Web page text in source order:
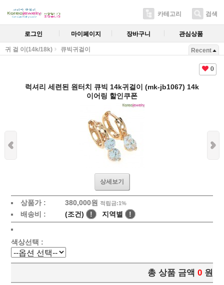
카테고리 검색
로그인 마이페이지 장바구니 관심상품
귀 걸 이(14k/18k) 큐빅귀걸이 Recent
0
럭셔리 세련된 원터치 큐빅 14k귀걸이 (mk-jb1067) 14k
이어링 할인쿠폰
상세보기
상품가 : 380,000원 적립금:1%
배송비 : (조건) ! 지역별 !
색상선택 :
총 상품 금액 0 원